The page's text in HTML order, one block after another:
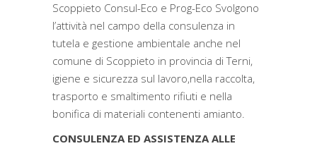
Scoppieto Consul-Eco e Prog-Eco Svolgono
l’attività nel campo della consulenza in
tutela e gestione ambientale anche nel
comune di Scoppieto in provincia di Terni,
igiene e sicurezza sul lavoro,nella raccolta,
trasporto e smaltimento rifiuti e nella
bonifica di materiali contenenti amianto.
CONSULENZA ED ASSISTENZA ALLE